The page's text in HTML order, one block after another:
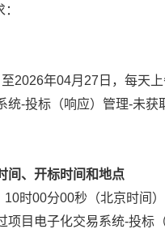
至2026年04月27日 ，每天
统-投标（响应）管理-未
间、开标时间和地点
10时00分00秒 （北京时间）
项目电子化交易系统-投标